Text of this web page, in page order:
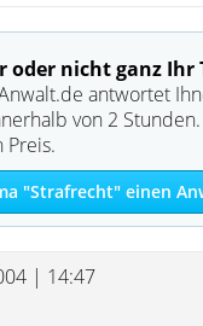
oder nicht ganz Ihr
antwortet
von 2
"Strafrecht" einen
| 14:47